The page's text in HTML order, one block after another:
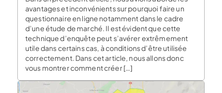
avantages et inconvénients sur pourquoi faire un
questionnaire en ligne notamment dans le cadre
d’une étude de marché. Il est évident que cette
technique d’enquête peut s’avérer extrêmement
utile dans certains cas, à conditions d’être utilisée
correctement. Dans cet article, nous allons donc
vous montrer comment créer […]